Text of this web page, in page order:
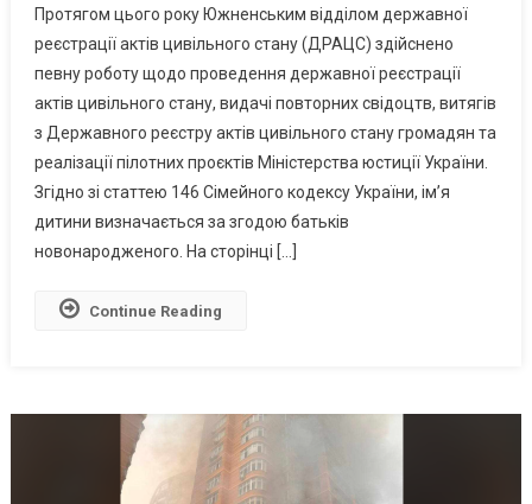
Та
Рідкісні
Імена:
Як
Цьогоріч
В
Южному
Новонароджених
Протягом цього року Южненським відділом державної
реєстрації актів цивільного стану (ДРАЦС) здійснено
певну роботу щодо проведення державної реєстрації
актів цивільного стану, видачі повторних свідоцтв, витягів
з Державного реєстру актів цивільного стану громадян та
реалізації пілотних проєктів Міністерства юстиції України.
Згідно зі статтею 146 Сімейного кодексу України, ім’я
дитини визначається за згодою батьків
новонародженого. На сторінці […]
Continue Reading